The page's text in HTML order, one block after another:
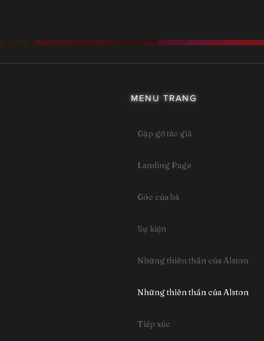
MENU TRANG
Gặp gỡ tác giả
Landing Page
Góc của bà
Sự kiện
Những thiên thần của Alston
Những thiên thần của Alston
Tiếp xúc